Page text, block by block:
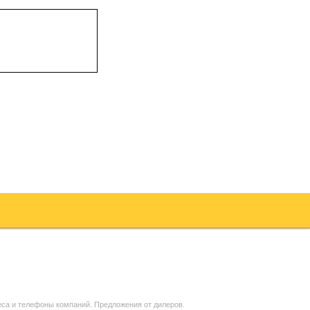
и телефоны компаний. Предложения от дилеров.